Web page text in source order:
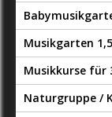
Musikgarten
Musikkurse für
Naturgruppe /